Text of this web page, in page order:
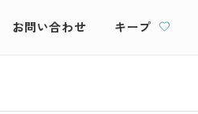
お問い合わせ キープ